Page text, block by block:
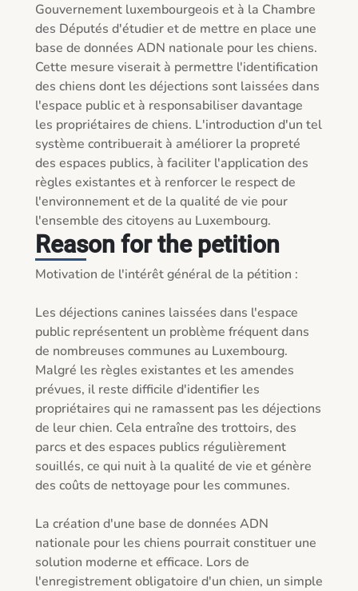
Gouvernement luxembourgeois et à la Chambre
des Députés d'étudier et de mettre en place une
base de données ADN nationale pour les chiens.
Cette mesure viserait à permettre l'identification
des chiens dont les déjections sont laissées dans
l'espace public et à responsabiliser davantage
les propriétaires de chiens. L'introduction d'un tel
système contribuerait à améliorer la propreté
des espaces publics, à faciliter l'application des
règles existantes et à renforcer le respect de
l'environnement et de la qualité de vie pour
l'ensemble des citoyens au Luxembourg.
Reason for the petition
Motivation de l'intérêt général de la pétition :
Les déjections canines laissées dans l'espace
public représentent un problème fréquent dans
de nombreuses communes au Luxembourg.
Malgré les règles existantes et les amendes
prévues, il reste difficile d'identifier les
propriétaires qui ne ramassent pas les déjections
de leur chien. Cela entraîne des trottoirs, des
parcs et des espaces publics régulièrement
souillés, ce qui nuit à la qualité de vie et génère
des coûts de nettoyage pour les communes.
La création d'une base de données ADN
nationale pour les chiens pourrait constituer une
solution moderne et efficace. Lors de
l'enregistrement obligatoire d'un chien, un simple